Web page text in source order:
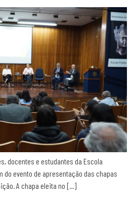
docentes e estudantes da Escola
do evento de apresentação das chapas
A chapa eleita no […]